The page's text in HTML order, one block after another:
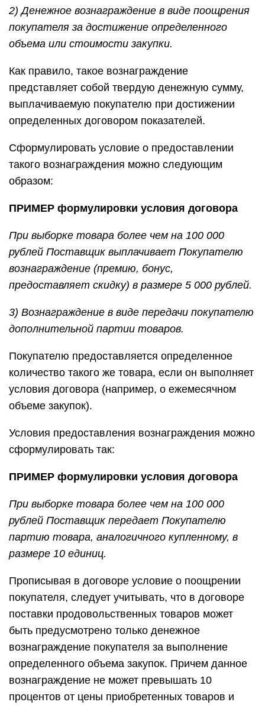
2) Денежное вознаграждение в виде поощрения
покупателя за достижение определенного
объема или стоимости закупки.
Как правило, такое вознаграждение
представляет собой твердую денежную сумму,
выплачиваемую покупателю при достижении
определенных договором показателей.
Сформулировать условие о предоставлении
такого вознаграждения можно следующим
образом:
ПРИМЕР формулировки условия договора
При выборке товара более чем на 100 000
рублей Поставщик выплачивает Покупателю
вознаграждение (премию, бонус,
предоставляет скидку) в размере 5 000 рублей.
3) Вознаграждение в виде передачи покупателю
дополнительной партии товаров.
Покупателю предоставляется определенное
количество такого же товара, если он выполняет
условия договора (например, о ежемесячном
объеме закупок).
Условия предоставления вознаграждения можно
сформулировать так:
ПРИМЕР формулировки условия договора
При выборке товара более чем на 100 000
рублей Поставщик передает Покупателю
партию товара, аналогичного купленному, в
размере 10 единиц.
Прописывая в договоре условие о поощрении
покупателя, следует учитывать, что в договоре
поставки продовольственных товаров может
быть предусмотрено только денежное
вознаграждение покупателя за выполнение
определенного объема закупок. Причем данное
вознаграждение не может превышать 10
процентов от цены приобретенных товаров и